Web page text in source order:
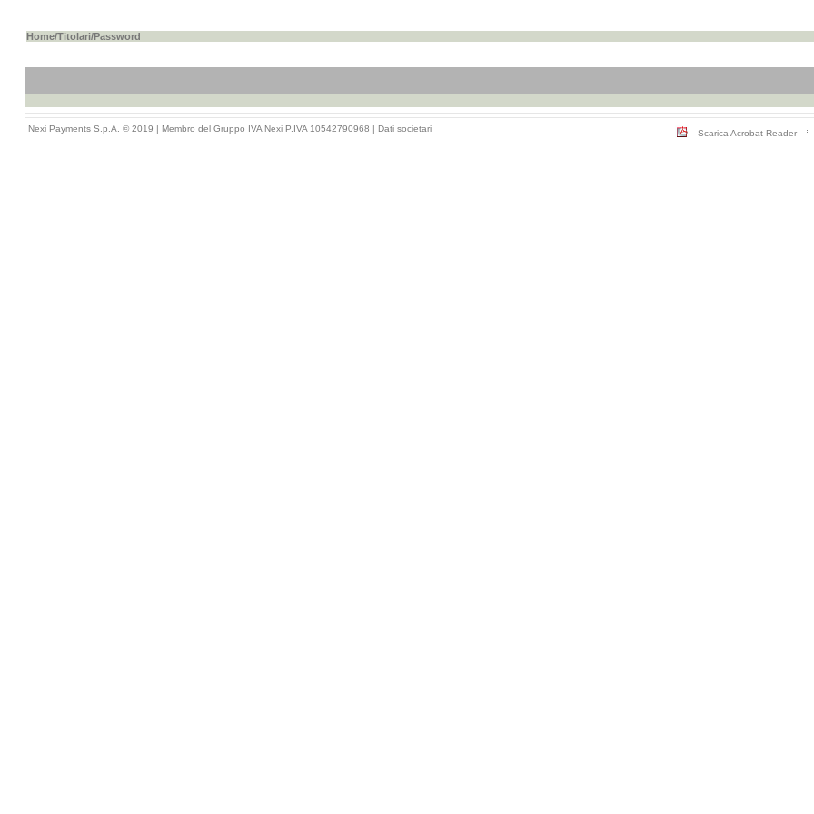
Home/Titolari/Password
Nexi Payments S.p.A. © 2019 | Membro del Gruppo IVA Nexi P.IVA 10542790968 | Dati societari Scarica Acrobat Reader